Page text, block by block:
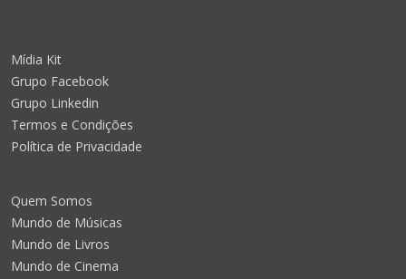
Mídia Kit
Grupo Facebook
Grupo Linkedin
Termos e Condições
Política de Privacidade
Quem Somos
Mundo de Músicas
Mundo de Livros
Mundo de Cinema